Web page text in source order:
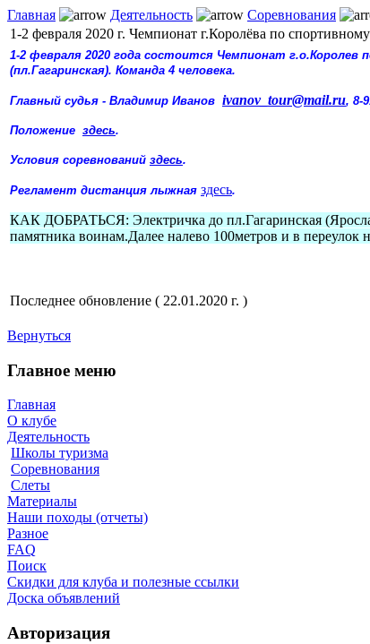
Главная Деятельность Соревнования
1-2 февраля 2020 г. Чемпионат г.Королёва по
1-2 февраля 2020 года состоится Чемпионат
(пл.Гагаринская). Команда 4 человека.
Главный судья - Владимир Иванов ivanov_tour@mail.ru, 8-
Положение здесь.
Условия соревнований здесь.
Регламент дистанция лыжная здесь.
КАК ДОБРАТЬСЯ: Электричка до пл.Гагаринская
памятника воинам.Далее налево 100метров и в
Последнее обновление ( 22.01.2020 г. )
Вернуться
Главное меню
Главная
О клубе
Деятельность
Школы туризма
Соревнования
Слеты
Материалы
Наши походы (отчеты)
Разное
FAQ
Поиск
Скидки для клуба и полезные ссылки
Доска объявлений
Авторизация